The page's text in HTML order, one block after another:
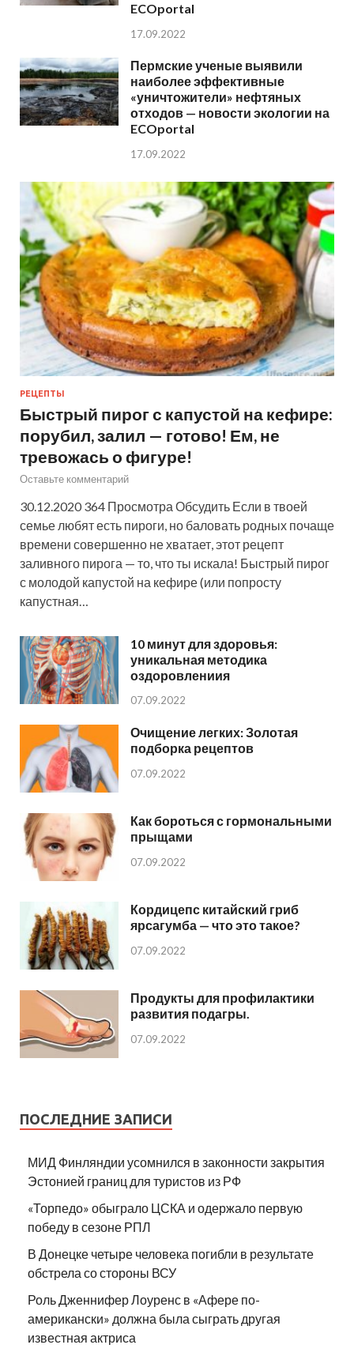
ECOportal
17.09.2022
Пермские ученые выявили
наиболее эффективные
«уничтожители» нефтяных
отходов — новости экологии на
ECOportal
17.09.2022
РЕЦЕПТЫ
Быстрый пирог с капустой на кефире:
порубил, залил — готово! Ем, не
тревожась о фигуре!
Оставьте комментарий
30.12.2020 364 Просмотра Обсудить Если в твоей
семье любят есть пироги, но баловать родных почаще
времени совершенно не хватает, этот рецепт
заливного пирога — то, что ты искала! Быстрый пирог
с молодой капустой на кефире (или попросту
капустная…
10 минут для здоровья:
уникальная методика
оздоровлениия
07.09.2022
Очищение легких: Золотая
подборка рецептов
07.09.2022
Как бороться с гормональными
прыщами
07.09.2022
Кордицепс китайский гриб
ярсагумба — что это такое?
07.09.2022
Продукты для профилактики
развития подагры.
07.09.2022
ПОСЛЕДНИЕ ЗАПИСИ
МИД Финляндии усомнился в законности закрытия
Эстонией границ для туристов из РФ
«Торпедо» обыграло ЦСКА и одержало первую
победу в сезоне РПЛ
В Донецке четыре человека погибли в результате
обстрела со стороны ВСУ
Роль Дженнифер Лоуренс в «Афере по-
американски» должна была сыграть другая
известная актриса